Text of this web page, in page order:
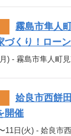
霧島市隼人
づくり！ロー
) - 霧島市隼人町
姶良市西餅
開催
11日(火) - 姶良市